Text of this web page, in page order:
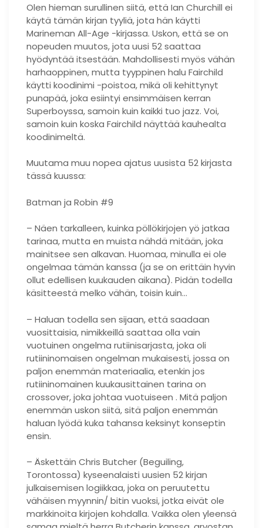
Olen hieman surullinen siitä, että Ian Churchill ei
käytä tämän kirjan tyyliä, jota hän käytti
Marineman All-Age -kirjassa. Uskon, että se on
nopeuden muutos, jota uusi 52 saattaa
hyödyntää itsestään. Mahdollisesti myös vähän
harhaoppinen, mutta tyyppinen halu Fairchild
käytti koodinimi -poistoa, mikä oli kehittynyt
punapää, joka esiintyi ensimmäisen kerran
Superboyssa, samoin kuin kaikki tuo jazz. Voi,
samoin kuin koska Fairchild näyttää kauhealta
koodinimeltä.
Muutama muu nopea ajatus uusista 52 kirjasta
tässä kuussa:
Batman ja Robin #9
– Näen tarkalleen, kuinka pöllökirjojen yö jatkaa
tarinaa, mutta en muista nähdä mitään, joka
mainitsee sen alkavan. Huomaa, minulla ei ole
ongelmaa tämän kanssa (ja se on erittäin hyvin
ollut edellisen kuukauden aikana). Pidän todella
käsitteestä melko vähän, toisin kuin…
– Haluan todella sen sijaan, että saadaan
vuosittaisia, nimikkeillä saattaa olla vain
vuotuinen ongelma rutiinisarjasta, joka oli
rutiininomaisen ongelman mukaisesti, jossa on
paljon enemmän materiaalia, etenkin jos
rutiininomainen kuukausittainen tarina on
crossover, joka johtaa vuotuiseen . Mitä paljon
enemmän uskon siitä, sitä paljon enemmän
haluan lyödä kuka tahansa keksinyt konseptin
ensin.
– Äskettäin Chris Butcher (Beguiling,
Torontossa) kyseenalaisti uusien 52 kirjan
julkaisemisen logiikkaa, joka on peruutettu
vähäisen myynnin/ bitin vuoksi, jotka eivät ole
markkinoita kirjojen kohdalla. Vaikka olen yleensä